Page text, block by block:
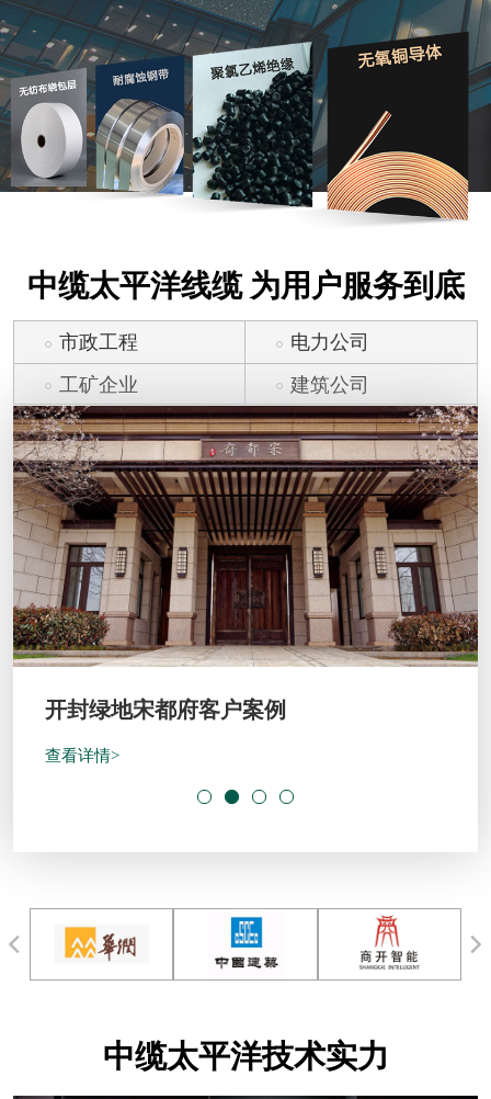
中缆太平洋线缆 为用户服务到底
市政工程
电力公司
工矿企业
建筑公司
开封绿地宋都府客户案例
查看详情>
中缆太平洋技术实力